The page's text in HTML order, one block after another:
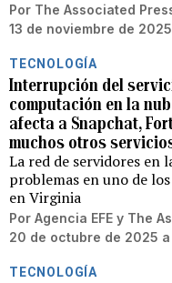
Por The Associated
13 de noviembre de
TECNOLOGÍA
Interrupción del
computación en la
afecta a Snapchat,
muchos otros
La red de servidores en
problemas en uno de
en Virginia
Por Agencia EFE y The
20 de octubre de 2025 a
TECNOLOGÍA